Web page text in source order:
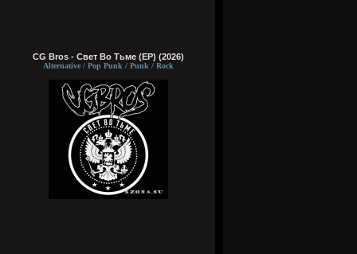
CG Bros - Свет Во Тьме (EP) (2026)
Alternative / Pop Punk / Punk / Rock